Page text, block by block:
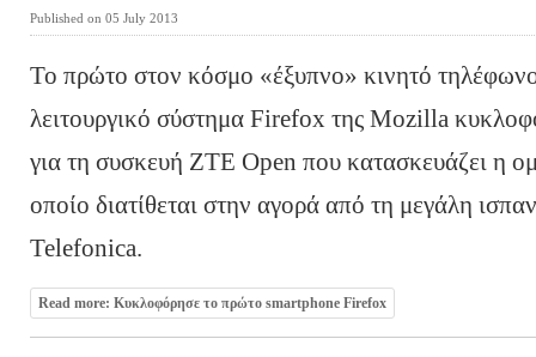
Published on 05 July 2013
Το πρώτο στον κόσμο «έξυπνο» κινητό
λειτουργικό σύστημα Firefox της Mozilla
για τη συσκευή ZTE Open που κατασκευάζει η
οποίο διατίθεται στην αγορά από τη μεγάλη
Telefonica.
Read more: Κυκλοφόρησε το πρώτο smartphone Firefox